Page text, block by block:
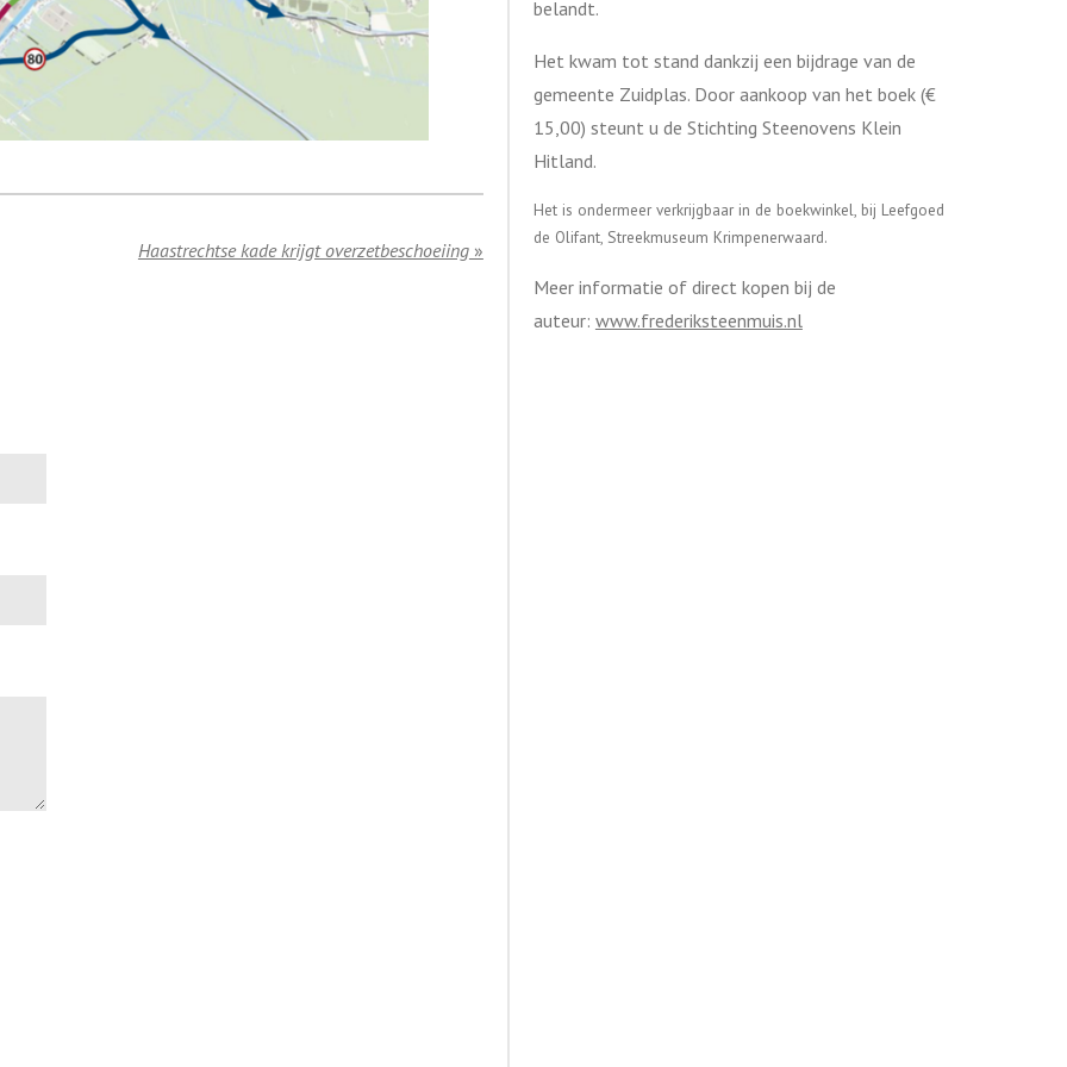
Haastrechtse kade krijgt overzetbeschoeiing»
belandt.
Het kwam tot stand dankzij een bijdrage van de
gemeente Zuidplas. Door aankoop van het boek (€
15,00) steunt u de Stichting Steenovens Klein
Hitland.
Het is ondermeer verkrijgbaar in de boekwinkel, bij Leefgoed
de Olifant, Streekmuseum Krimpenerwaard.
Meer informatie of direct kopen bij de
auteur: www.frederiksteenmuis.nl